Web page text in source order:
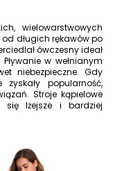
wielowarstwowych
długich rękawów po
ówczesny ideał
w wełnianym
niebezpieczne. Gdy
popularność,
Stroje kąpielowe
się lżejsze i bardziej